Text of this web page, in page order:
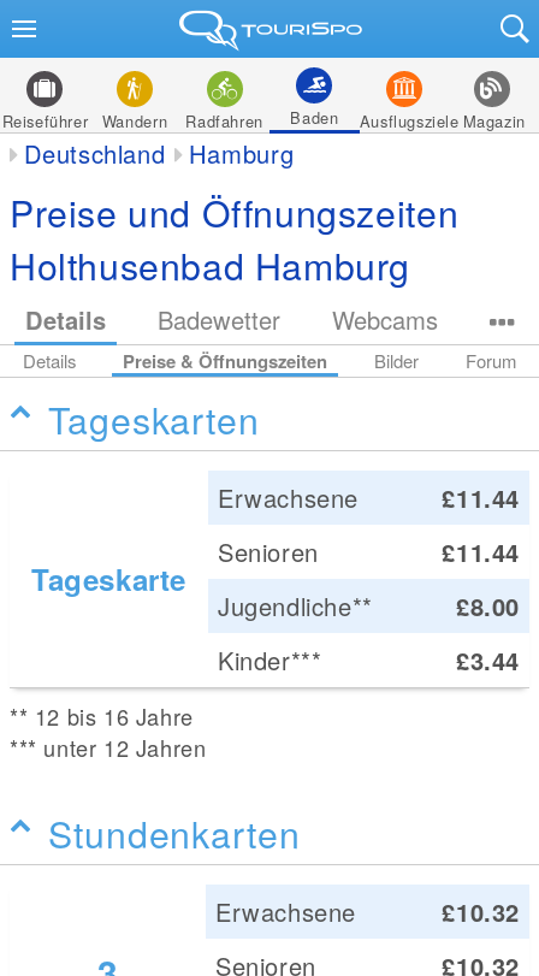
Reiseführer Wandern Radfahren Baden Ausflugsziele Magazin
Deutschland Hamburg
Preise und Öffnungszeiten
Holthusenbad Hamburg
Details Badewetter Webcams
Details Preise & Öffnungszeiten Bilder Forum
Tageskarten
Tageskarte
Erwachsene
£11.44
Senioren
£11.44
Jugendliche**
£8.00
Kinder***
£3.44
** 12 bis 16 Jahre
*** unter 12 Jahren
Stundenkarten
Erwachsene
£10.32
Senioren
£10.32